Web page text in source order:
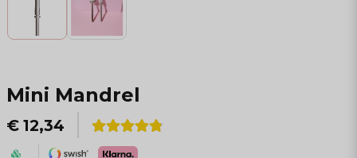
Mini Mandrel
€ 12,34